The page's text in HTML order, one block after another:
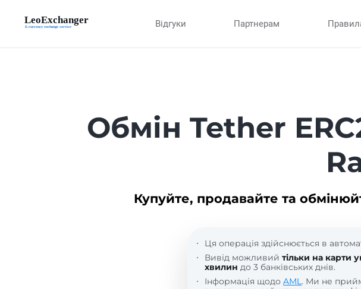
Відгуки Партнерам
Обмін Tether
Купуйте, продавайте та
Ця операція здійснюється в
Вивід можливий тільки на карти
хвилин до 3 банківських днів.
Інформація щодо AML. Ми не